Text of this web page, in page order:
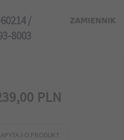
/
8003
00 PLN
O PRODUKT